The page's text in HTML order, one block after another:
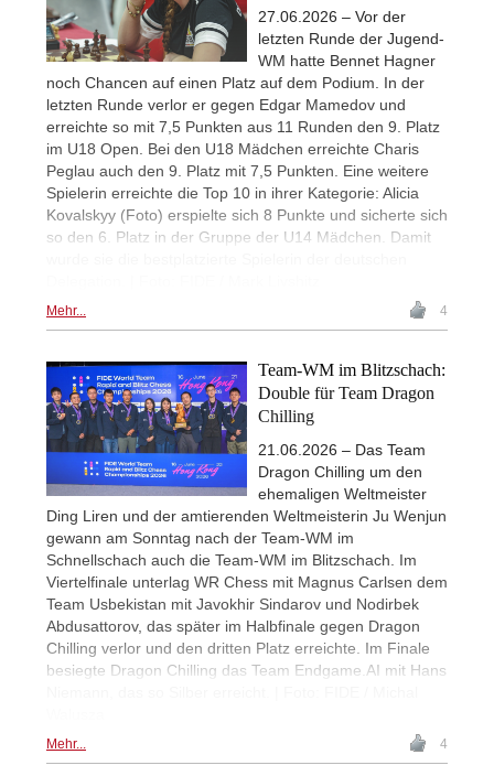
27.06.2026 – Vor der
letzten Runde der Jugend-
WM hatte Bennet Hagner
noch Chancen auf einen Platz auf dem Podium. In der
letzten Runde verlor er gegen Edgar Mamedov und
erreichte so mit 7,5 Punkten aus 11 Runden den 9. Platz
im U18 Open. Bei den U18 Mädchen erreichte Charis
Peglau auch den 9. Platz mit 7,5 Punkten. Eine weitere
Spielerin erreichte die Top 10 in ihrer Kategorie: Alicia
Kovalskyy (Foto) erspielte sich 8 Punkte und sicherte sich
so den 6. Platz in der Gruppe der U14 Mädchen. Damit
Mehr... 4
Team-WM im Blitzschach:
Double für Team Dragon
Chilling
21.06.2026 – Das Team
Dragon Chilling um den
ehemaligen Weltmeister
Ding Liren und der amtierenden Weltmeisterin Ju Wenjun
gewann am Sonntag nach der Team-WM im
Schnellschach auch die Team-WM im Blitzschach. Im
Viertelfinale unterlag WR Chess mit Magnus Carlsen dem
Team Usbekistan mit Javokhir Sindarov und Nodirbek
Abdusattorov, das später im Halbfinale gegen Dragon
Chilling verlor und den dritten Platz erreichte. Im Finale
besiegte Dragon Chilling das Team Endgame.AI mit Hans
Mehr... 4